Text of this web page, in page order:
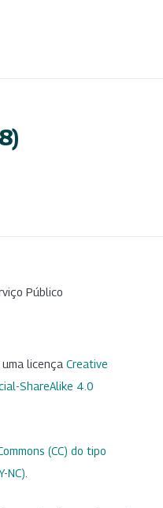
Público
licença Creative
ShareAlike 4.0
(CC) do tipo
NC)